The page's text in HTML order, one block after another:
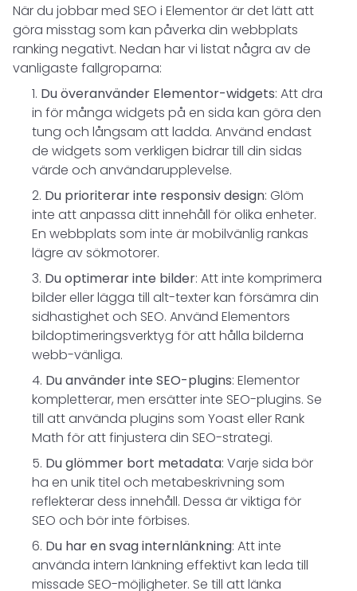
När du jobbar med SEO i Elementor är det lätt att
göra misstag som kan påverka din webbplats
ranking negativt. Nedan har vi listat några av de
vanligaste fallgroparna:
Du överanvänder Elementor-widgets: Att dra
in för många widgets på en sida kan göra den
tung och långsam att ladda. Använd endast
de widgets som verkligen bidrar till din sidas
värde och användarupplevelse.
Du prioriterar inte responsiv design: Glöm
inte att anpassa ditt innehåll för olika enheter.
En webbplats som inte är mobilvänlig rankas
lägre av sökmotorer.
Du optimerar inte bilder: Att inte komprimera
bilder eller lägga till alt-texter kan försämra din
sidhastighet och SEO. Använd Elementors
bildoptimeringsverktyg för att hålla bilderna
webb-vänliga.
Du använder inte SEO-plugins: Elementor
kompletterar, men ersätter inte SEO-plugins. Se
till att använda plugins som Yoast eller Rank
Math för att finjustera din SEO-strategi.
Du glömmer bort metadata: Varje sida bör
ha en unik titel och metabeskrivning som
reflekterar dess innehåll. Dessa är viktiga för
SEO och bör inte förbises.
Du har en svag internlänkning: Att inte
använda intern länkning effektivt kan leda till
missade SEO-möjligheter. Se till att länka